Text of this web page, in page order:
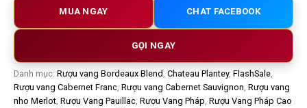
MUA NGAY CHAT FACEBOOK
GỌI NGAY
Danh mục: Rượu vang Bordeaux Blend Chateau Plantey, FlashSale
Rượu vang Cabernet Franc Rượu vang Cabernet Sauvignon Rượu vang
nho Merlot Rượu Vang Pauillac Rượu Vang Pháp Rượu Vang Pháp Cao